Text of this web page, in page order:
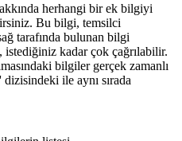
herhangi bir ek bilgiyi
Bu bilgi, temsilci
tarafında bulunan bilgi
kadar çok çağrılabilir.
bilgiler gerçek zamanlı
ile aynı sırada